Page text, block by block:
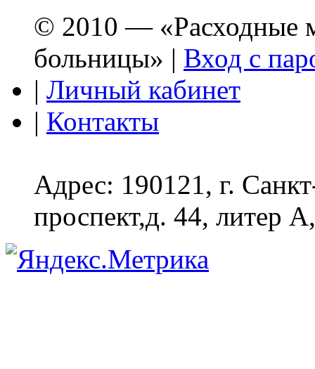
© 2010 — «Расходные
больницы» | Вход с
| Личный кабинет
| Контакты
Адрес: 190121, г.
проспект,д. 44, литер